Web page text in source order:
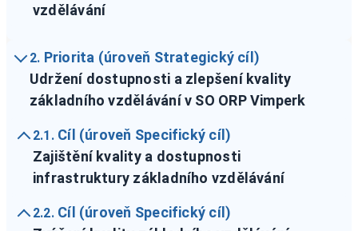
vzdělávání
2. Priorita (úroveň Strategický cíl)
Udržení dostupnosti a zlepšení kvality
základního vzdělávání v SO ORP Vimperk
2.1. Cíl (úroveň Specifický cíl)
Zajištění kvality a dostupnosti
infrastruktury základního vzdělávání
2.2. Cíl (úroveň Specifický cíl)